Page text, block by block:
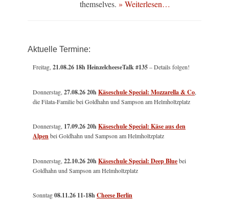
themselves. » Weiterlesen…
Aktuelle Termine:
Freitag, 21.08.26 18h HeinzelcheeseTalk #135– Details folgen!
Donnerstag, 27.08.26 20hKäseschule Special: Mozzarella & Co
die Filata-Familie bei Goldhahn und Sampson am Helmholtzplatz
Donnerstag, 17.09.26 20hKäseschule Special: Käse aus den
Alpenbei Goldhahn und Sampson am Helmholtzplatz
Donnerstag, 22.10.26 20hKäseschule Special: Deep Bluebei
Goldhahn und Sampson am Helmholtzplatz
Sonntag08.11.26 11-18hCheese Berlin